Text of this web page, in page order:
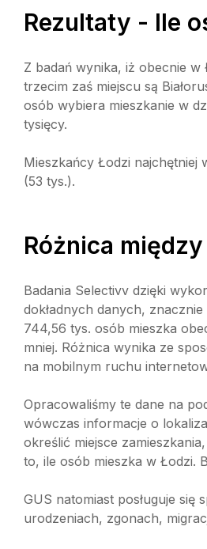
Rezultaty - Ile
Z badań wynika, iż obecnie
trzecim zaś miejscu są
osób wybiera mieszkanie w
tysięcy.
Mieszkańcy Łodzi najchętniej
(53 tys.).
Różnica
Badania Selectivv dzięki
dokładnych danych,
744,56 tys. osób mieszka
mniej. Różnica wynika ze
na mobilnym ruchu
Opracowaliśmy te dane na
wówczas informacje o
określić miejsce
to, ile osób mieszka w Łodzi.
GUS natomiast posługuje się
urodzeniach, zgonach,